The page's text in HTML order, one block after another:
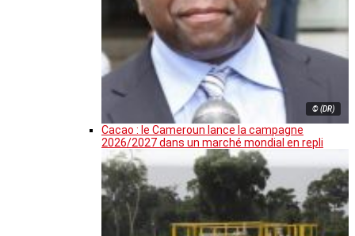
© (DR)
Cacao : le Cameroun lance la campagne
2026/2027 dans un marché mondial en repli